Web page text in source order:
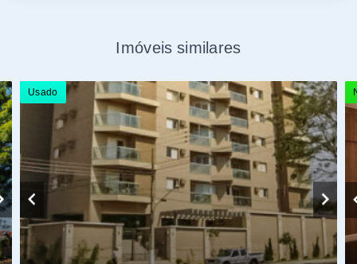
Imóveis similares
Usado